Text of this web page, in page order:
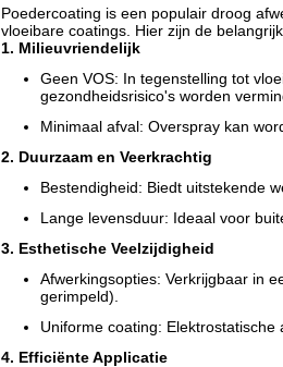
Poedercoating is een populair droog
vloeibare coatings. Hier zijn de
1. Milieuvriendelijk
Geen VOS: In tegenstelling tot
gezondheidsrisico's worden
Minimaal afval: Overspray kan
2. Duurzaam en Veerkrachtig
Bestendigheid: Biedt uitstekende
Lange levensduur: Ideaal voor
3. Esthetische Veelzijdigheid
Afwerkingsopties: Verkrijgbaar in
gerimpeld).
Uniforme coating:
4. Efficiënte Applicatie